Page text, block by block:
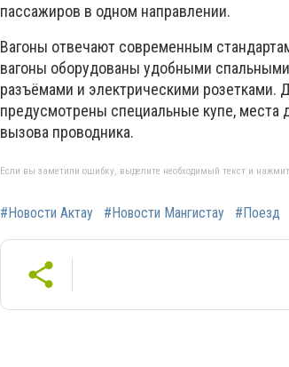
пассажиров в одном направлении.
Вагоны отвечают современным
вагоны оборудованы удобными
разъёмами и электрическими
предусмотрены специальные купе, места
вызова проводника.
Если вы заметили ошибку, выделите необходимый текст и
#Новости Актау #Новости Мангистау #Поезд